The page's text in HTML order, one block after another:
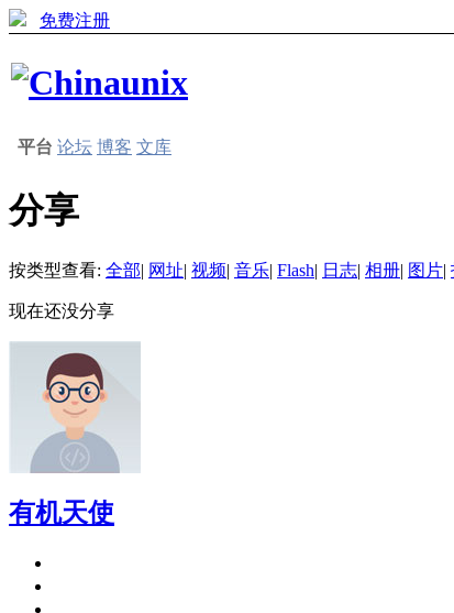
免费注册
平台 论坛 博客 文库
分享
按类型查看: 全部| 网址| 视频| 音乐| Flash| 日志| 相册| 图片|
现在还没分享
有机天使